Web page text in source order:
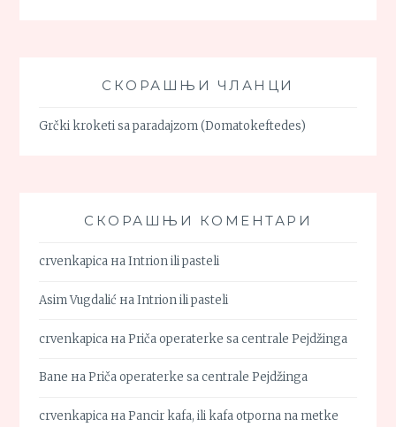
СКОРАШЊИ ЧЛАНЦИ
Grčki kroketi sa paradajzom (Domatokeftedes)
СКОРАШЊИ КОМЕНТАРИ
crvenkapica наIntrion ili pasteli
Asim Vugdalić наIntrion ili pasteli
crvenkapica наPriča operaterke sa centrale Pejdžinga
Bane наPriča operaterke sa centrale Pejdžinga
crvenkapica наPancir kafa, ili kafa otporna na metke